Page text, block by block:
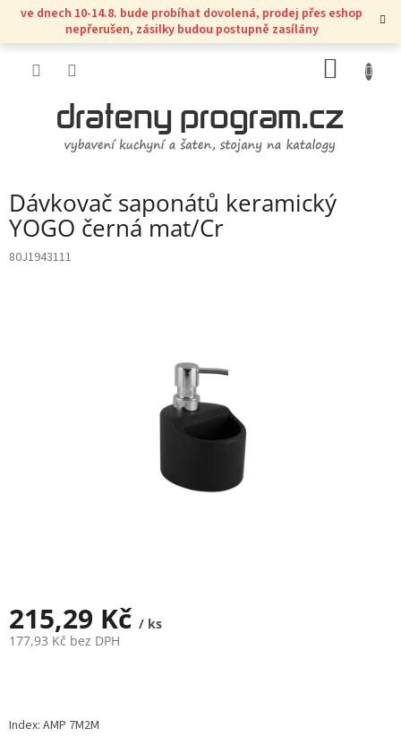
Přejít
obsah
ve dnech 10-14.8. bude probíhat dovolená, prodej přes eshop
nepřerušen, zásilky budou postupně zasílány
KOŠÍK
Dávkovač saponátů keramický
YOGO černá mat/Cr
80J1943111
215,29 Kč / ks
177,93 Kč bez DPH
Index: AMP 7M2M